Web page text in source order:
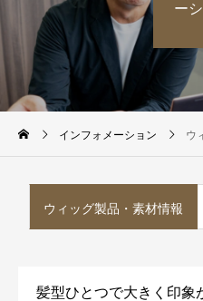
ー
インフォメーション ウ
ウィッグ製品・素材情報
髪型ひとつで大きく印象